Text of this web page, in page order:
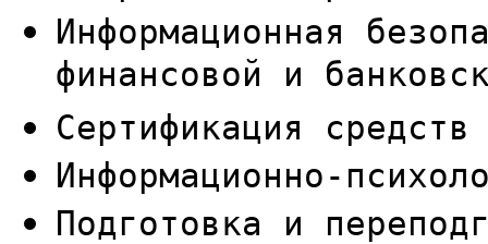
Информационная
финансовой и
Сертификация
Информационно-
Подготовка и